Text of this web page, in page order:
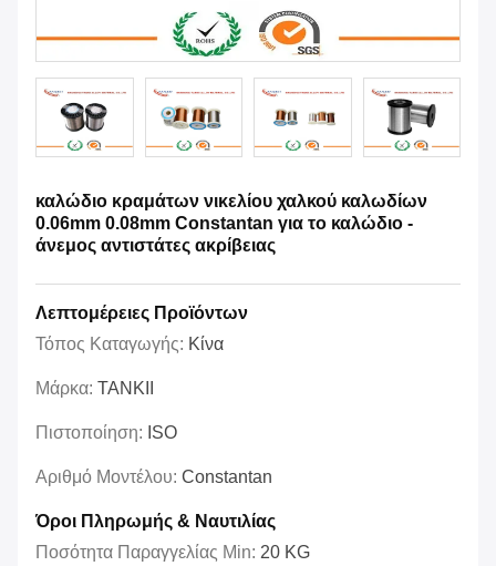
καλώδιο κραμάτων νικελίου χαλκού καλωδίων
0.06mm 0.08mm Constantan για το καλώδιο -
άνεμος αντιστάτες ακρίβειας
Λεπτομέρειες Προϊόντων
Τόπος Καταγωγής: Κίνα
Μάρκα: TANKII
Πιστοποίηση: ISO
Αριθμό Μοντέλου: Constantan
Όροι Πληρωμής & Ναυτιλίας
Ποσότητα Παραγγελίας Min: 20 KG